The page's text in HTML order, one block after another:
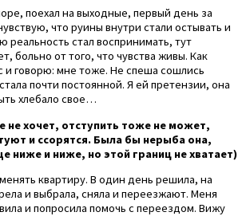
поехал на выходные, первый день за
что руины внутри стали остывать и
стал воспринимать, тут
больно от того, что чувства живы. Как
и говорю: мне тоже. Не спеша сошлись
почти постоянной. Я ей претензии, она
хлебало свое…
не хочет, отступить тоже не может,
и ссорятся. Была бы нерыба она,
ниже и ниже, но этой границ не хватает)
квартиру. В один день решила, на
и выбрала, сняла и переезжают. Меня
и попросила помочь с переездом. Вижу